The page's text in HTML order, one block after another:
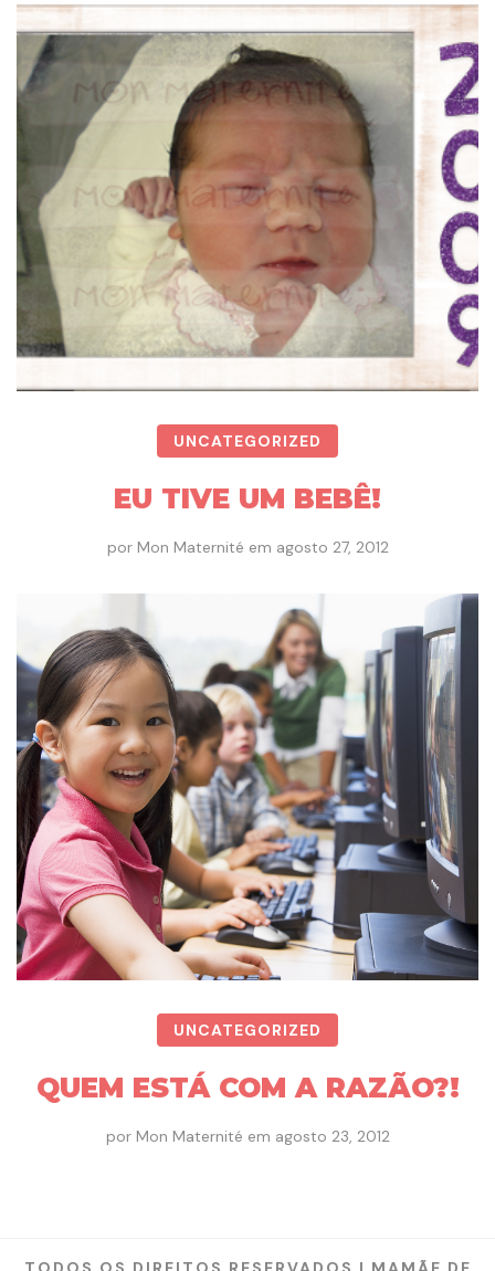
UNCATEGORIZED
EU TIVE UM BEBÊ!
por Mon Maternité em agosto 27, 2012
UNCATEGORIZED
QUEM ESTÁ COM A RAZÃO?!
por Mon Maternité em agosto 23, 2012